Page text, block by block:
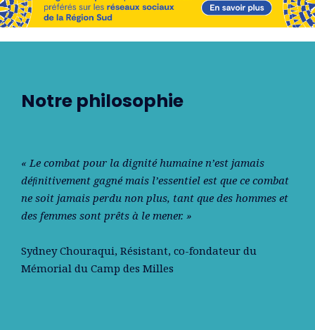
Notre philosophie
« Le combat pour la dignité humaine n’est jamais
déﬁnitivement gagné mais l’essentiel est que ce combat
ne soit jamais perdu non plus, tant que des hommes et
des femmes sont prêts à le mener. »
Sydney Chouraqui, Résistant, co-fondateur du
Mémorial du Camp des Milles